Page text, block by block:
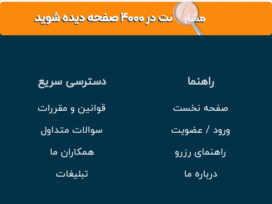
راهنما
صفحه نخست
ورود / عضویت
راهنمای رزرو
درباره ما
دسترسی سریع
قوانین و مقررات
سوالات متداول
همکاران ما
تبلیغات